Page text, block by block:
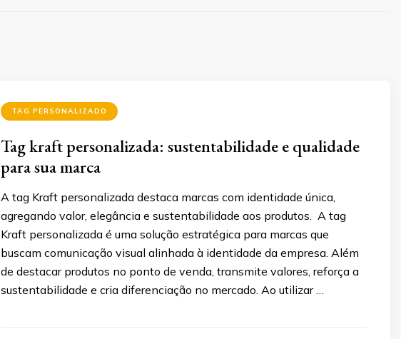
TAG PERSONALIZADO
Tag kraft personalizada: sustentabilidade e qualidade
para sua marca
A tag Kraft personalizada destaca marcas com identidade única,
agregando valor, elegância e sustentabilidade aos produtos. A tag
Kraft personalizada é uma solução estratégica para marcas que
buscam comunicação visual alinhada à identidade da empresa. Além
de destacar produtos no ponto de venda, transmite valores, reforça a
sustentabilidade e cria diferenciação no mercado. Ao utilizar …